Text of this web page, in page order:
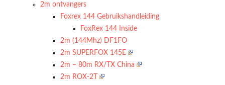
2m ontvangers
Foxrex 144 Gebruikshandleiding
FoxRex 144 Inside
2m (144Mhz) DF1FO
2m SUPERFOX 145E
2m – 80m RX/TX China
2m ROX-2T